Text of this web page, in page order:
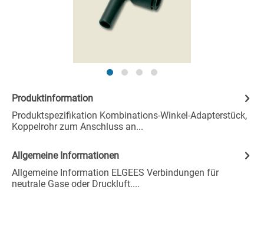
Produktinformation
Produktspezifikation Kombinations-Winkel-Adapterstück,
Koppelrohr zum Anschluss an...
Allgemeine Informationen
Allgemeine Information ELGEES Verbindungen für
neutrale Gase oder Druckluft....